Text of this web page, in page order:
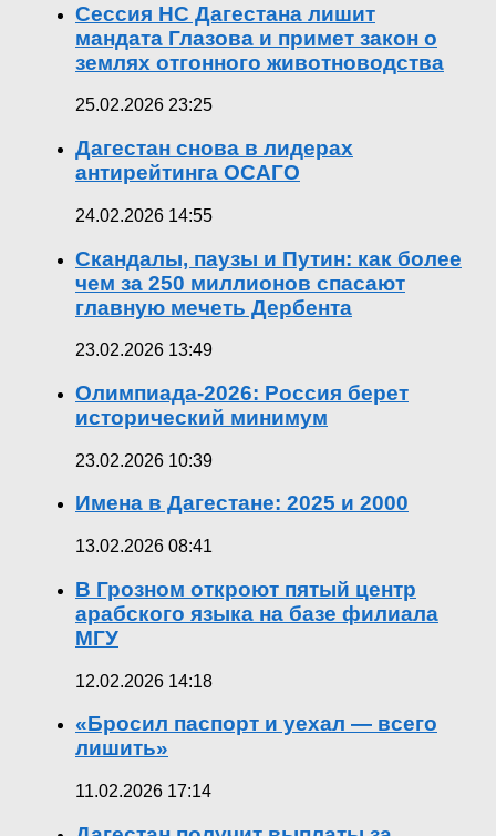
Сессия НС Дагестана лишит
мандата Глазова и примет закон о
землях отгонного животноводства
25.02.2026 23:25
Дагестан снова в лидерах
антирейтинга ОСАГО
24.02.2026 14:55
Скандалы, паузы и Путин: как более
чем за 250 миллионов спасают
главную мечеть Дербента
23.02.2026 13:49
Олимпиада-2026: Россия берет
исторический минимум
23.02.2026 10:39
Имена в Дагестане: 2025 и 2000
13.02.2026 08:41
В Грозном откроют пятый центр
арабского языка на базе филиала
МГУ
12.02.2026 14:18
«Бросил паспорт и уехал — всего
лишить»
11.02.2026 17:14